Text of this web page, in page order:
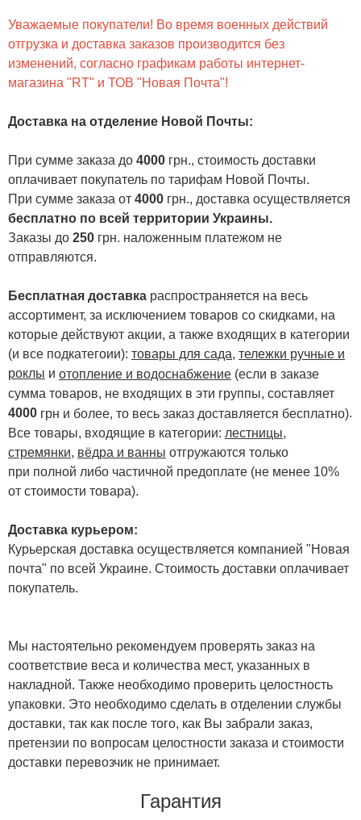
Уважаемые покупатели! Во время военных действий
отгрузка и доставка заказов производится без
изменений, согласно графикам работы интернет-
магазина "RT" и ТОВ "Новая Почта"!
Доставка на отделение Новой Почты:
При сумме заказа до 4000 грн., стоимость доставки
оплачивает покупатель по тарифам Новой Почты.
При сумме заказа от 4000 грн., доставка осуществляется
бесплатно по всей территории Украины.
Заказы до 250 грн. наложенным платежом не
отправляются.
Бесплатная доставка распространяется на весь
ассортимент, за исключением товаров со скидками, на
которые действуют акции, а также входящих в категории
(и все подкатегоии): товары для сада, тележки ручные и
роклы и отопление и водоснабжение (если в заказе
сумма товаров, не входящих в эти группы, составляет
4000 грн и более, то весь заказ доставляется бесплатно).
Все товары, входящие в категории: лестницы,
стремянки, вёдра и ванны отгружаются только
при полной либо частичной предоплате (не менее 10%
от стоимости товара).
Доставка курьером:
Курьерская доставка осуществляется компанией "Новая
почта" по всей Украине. Стоимость доставки оплачивает
покупатель.
Мы настоятельно рекомендуем проверять заказ на
соответствие веса и количества мест, указанных в
накладной. Также необходимо проверить целостность
упаковки. Это необходимо сделать в отделении службы
доставки, так как после того, как Вы забрали заказ,
претензии по вопросам целостности заказа и стоимости
доставки перевозчик не принимает.
Гарантия